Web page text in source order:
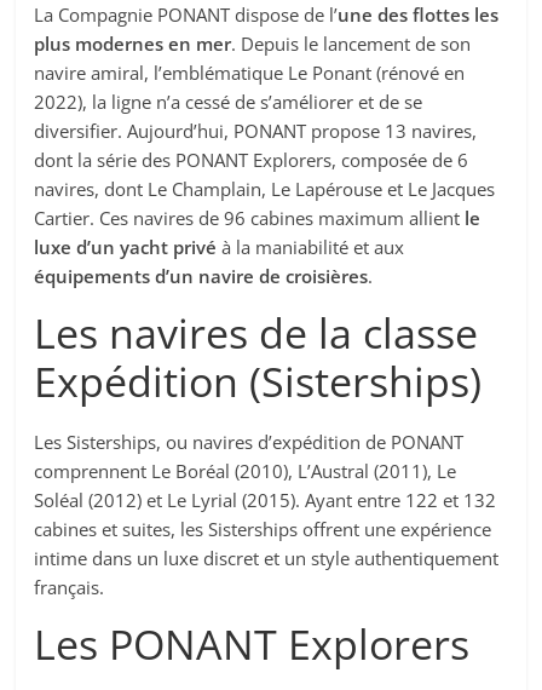
La Compagnie PONANT dispose de l’une des flottes les
plus modernes en mer. Depuis le lancement de son
navire amiral, l’emblématique Le Ponant (rénové en
2022), la ligne n’a cessé de s’améliorer et de se
diversifier. Aujourd’hui, PONANT propose 13 navires,
dont la série des PONANT Explorers, composée de 6
navires, dont Le Champlain, Le Lapérouse et Le Jacques
Cartier. Ces navires de 96 cabines maximum allient le
luxe d’un yacht privé à la maniabilité et aux
équipements d’un navire de croisières.
Les navires de la classe
Expédition (Sisterships)
Les Sisterships, ou navires d’expédition de PONANT
comprennent Le Boréal (2010), L’Austral (2011), Le
Soléal (2012) et Le Lyrial (2015). Ayant entre 122 et 132
cabines et suites, les Sisterships offrent une expérience
intime dans un luxe discret et un style authentiquement
français.
Les PONANT Explorers